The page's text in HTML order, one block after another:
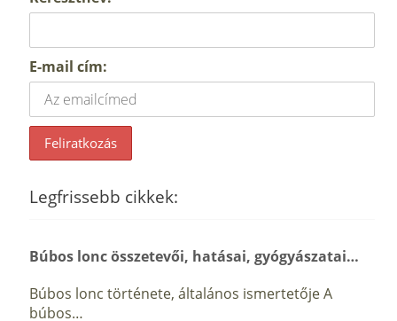
E-mail cím:
Legfrissebb cikkek:
Búbos lonc összetevői, hatásai, gyógyászatai…
Búbos lonc története, általános ismertetője A
búbos…